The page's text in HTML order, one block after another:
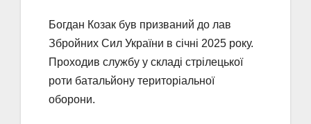
Богдан Козак був призваний до лав
Збройних Сил України в січні 2025 року.
Проходив службу у складі стрілецької
роти батальйону територіальної
оборони.